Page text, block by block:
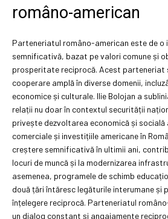
româno-american
Parteneriatul româno-american este de
semnificativă, bazat pe valori comune și
prosperitate reciprocă. Acest parteneriat
cooperare amplă în diverse domenii,
economice și culturale. Ilie Bolojan a
relații nu doar în contextul securității
privește dezvoltarea economică și socială
comerciale și investițiile americane în
creștere semnificativă în ultimii ani,
locuri de muncă și la modernizarea
asemenea, programele de schimb
două țări întăresc legăturile interumane și
înțelegere reciprocă. Parteneriatul
un dialog constant și angajamente